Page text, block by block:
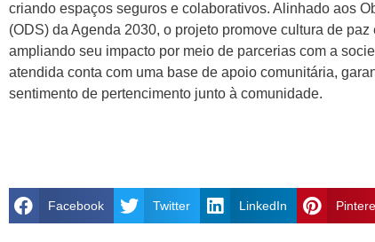
criando espaços seguros e colaborativos. Alinhado aos
(ODS) da Agenda 2030, o projeto promove cultura de
ampliando seu impacto por meio de parcerias com a
atendida conta com uma base de apoio comunitária,
sentimento de pertencimento junto à comunidade.
Facebook Twitter LinkedIn